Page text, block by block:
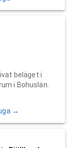
beläget i
i Bohuslän.
→